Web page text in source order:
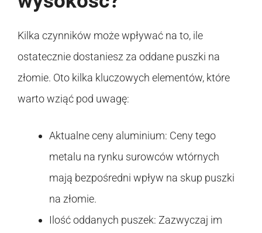
Kilka czynników może wpływać na to, ile
ostatecznie dostaniesz za oddane puszki na
złomie. Oto kilka kluczowych elementów, które
warto wziąć pod uwagę:
Aktualne ceny aluminium: Ceny tego
metalu na rynku surowców wtórnych
mają bezpośredni wpływ na skup puszki
na złomie.
Ilość oddanych puszek: Zazwyczaj im